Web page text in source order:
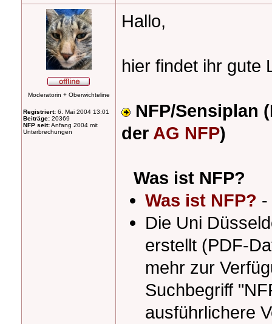
Moderatorin + Oberwichteline
Registriert: 6. Mai 2004 13:01
Beiträge: 20369
NFP seit:Anfang 2004 mit
Unterbrechungen
Hallo,
hier findet ihr gute
NFP/Sensiplan
der AG NFP)
Was ist NFP?
Was ist NFP? -
Die Uni
erstellt (PDF-
mehr zur
Suchbegriff
ausführlichere